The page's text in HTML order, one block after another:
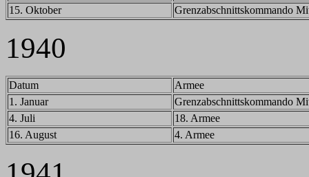
15. Oktober
Grenzabschnittskommando
1940
Datum
Armee
1. Januar
Grenzabschnittskommando
4. Juli
18. Armee
16. August
4. Armee